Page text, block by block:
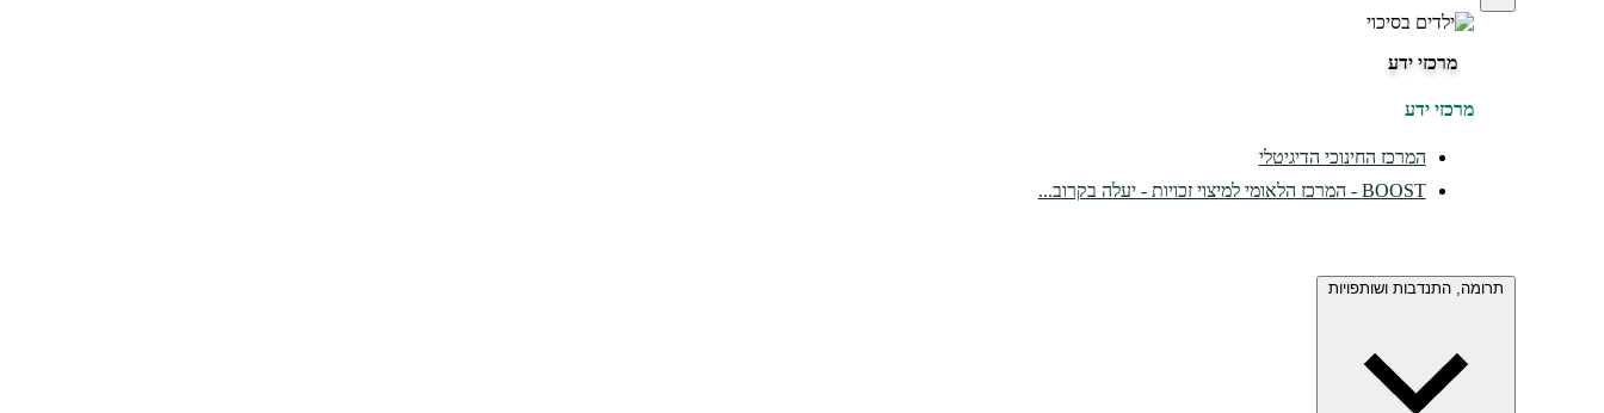
מרכזי ידע
מרכזי ידע
המרכז החינוכי הדיגיטלי
BOOST - המרכז הלאומי למיצוי זכויות - יעלה בקרוב...
תרומה, התנדבות ושותפויות